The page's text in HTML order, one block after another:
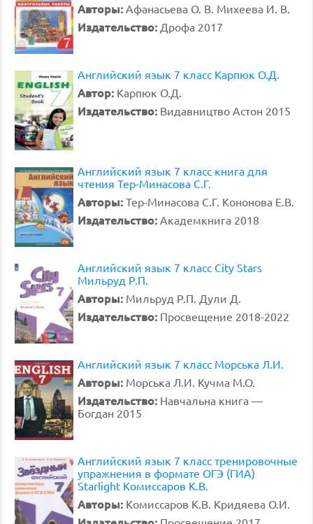
Авторы: Афанасьева О. В. Михеева И. В.
Издательство: Дрофа 2017
Английский язык 7 класс Карпюк О.Д.
Автор: Карпюк О.Д.
Издательство: Видавництво Астон 2015
Английский язык 7 класс книга для
чтения Тер-Минасова С.Г.
Авторы: Тер-Минасова С.Г. Кононова Е.В.
Издательство: Академкнига 2018
Английский язык 7 класс City Stars
Мильруд Р.П.
Авторы: Мильруд Р.П. Дули Д.
Издательство: Просвещение 2018-2022
Английский язык 7 класс Морська Л.И.
Авторы: Морська Л.И. Кучма М.О.
Издательство: Навчальна книга —
Богдан 2015
Английский язык 7 класс тренировочные
упражнения в формате ОГЭ (ГИА)
Starlight Комиссаров К.В.
Авторы: Комиссаров К.В. Кридяева О.И.